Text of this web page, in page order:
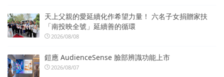
天上父親的愛延續化作希望力量！ 六名子女捐贈家扶
「南投映全號」延續善的循環
2026/08/08
鎧應 AudienceSense 臉部辨識功能上市
2026/08/07